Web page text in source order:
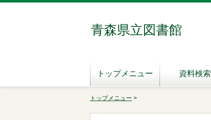
青森県立図書館
トップメニュー 資料検索
トップメニュー >